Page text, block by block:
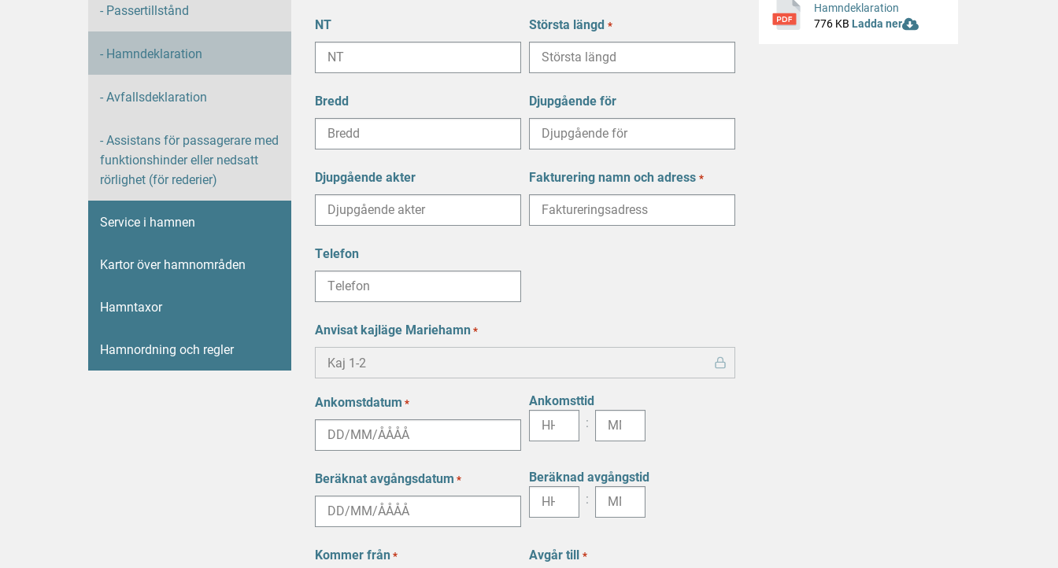
- Passertillstånd
- Hamndeklaration
- Avfallsdeklaration
- Assistans för passagerare med
funktionshinder eller nedsatt
rörlighet (för rederier)
Service i hamnen
Kartor över hamnområden
Hamntaxor
Hamnordning och regler
NT Största längd *
Bredd Djupgående för
Djupgående akter Fakturering namn och adress *
Telefon
Anvisat kajläge Mariehamn *
Ankomstdatum *
MM
snedstreck
ÅÅÅÅ
Ankomsttid
:
Beräknat avgångsdatum *
MM
Beräknad avgångstid
:
Kommer från * Avgår till *
Hamndeklaration
776 KB Ladda ner